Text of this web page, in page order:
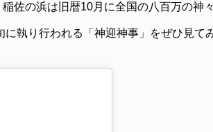
佐の浜は旧暦10月に全国の八百万の神
執り行われる「神迎神事」をぜひ見て